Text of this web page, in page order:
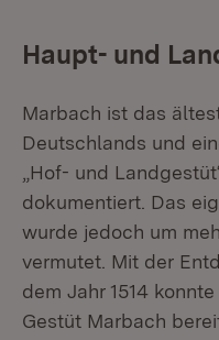
Haupt- und
Marbach ist das
Deutschlands und
„Hof- und
dokumentiert. Das
wurde jedoch um
vermutet. Mit der
dem Jahr 1514
Gestüt Marbach